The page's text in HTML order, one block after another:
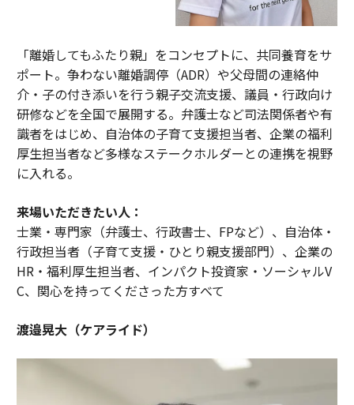
「離婚してもふたり親」をコンセプトに、共同養育をサ
ポート。争わない離婚調停（ADR）や父母間の連絡仲
介・子の付き添いを行う親子交流支援、議員・行政向け
研修などを全国で展開する。弁護士など司法関係者や有
識者をはじめ、自治体の子育て支援担当者、企業の福利
厚生担当者など多様なステークホルダーとの連携を視野
に入れる。
来場いただきたい人：
士業・専門家（弁護士、行政書士、FPなど）、自治体・
行政担当者（子育て支援・ひとり親支援部門）、企業の
HR・福利厚生担当者、インパクト投資家・ソーシャルV
C、関心を持ってくださった方すべて
渡邉晃大（ケアライド）